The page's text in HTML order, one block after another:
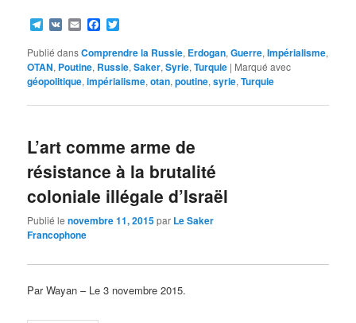
Telegram
VK EmailFacebook
Publié dansComprendre la Russie, Erdogan,Guerre,Impérialisme,
OTAN, Poutine, Russie,Saker,Syrie,Turquie | Marqué avec
géopolitique,impérialisme,otan,poutine,syrie,Turquie
L’art comme arme de
résistance à la brutalité
coloniale illégale d’Israël
Publié lenovembre 11, 2015par Le Saker
Francophone
Par Wayan – Le 3 novembre 2015.